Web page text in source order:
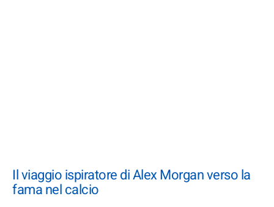
Il viaggio ispiratore di Alex Morgan verso la
fama nel calcio